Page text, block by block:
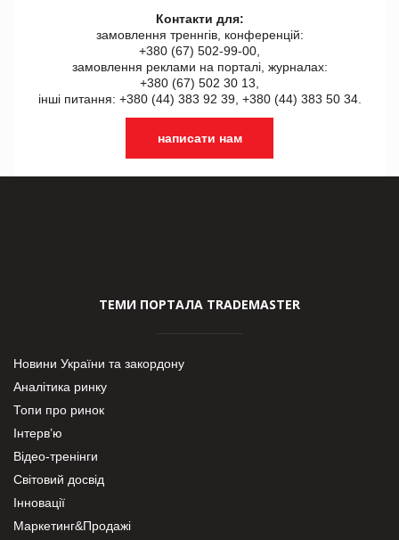
Контакти для:
замовлення треннгів, конференцій:
+380 (67) 502-99-00,
замовлення реклами на порталі, журналах:
+380 (67) 502 30 13,
інші питання: +380 (44) 383 92 39, +380 (44) 383 50 34.
написати нам
ТЕМИ ПОРТАЛА TRADEMASTER
Новини України та закордону
Аналітика ринку
Топи про ринок
Інтерв’ю
Відео-тренінги
Світовий досвід
Інновації
Маркетинг&Продажі